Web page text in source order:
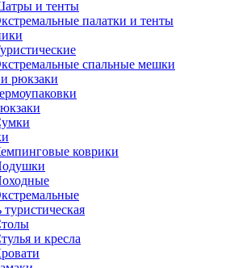
и тенты
палатки и тенты
спальные мешки
рюкзаки
коврики
и кресла